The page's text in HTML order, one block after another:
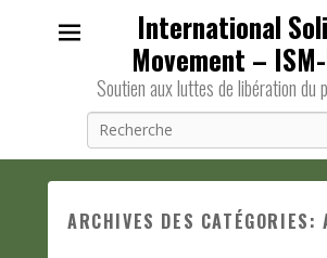
International
Movement –
Soutien aux luttes de libération du
ARCHIVES DES CATÉGORIES: